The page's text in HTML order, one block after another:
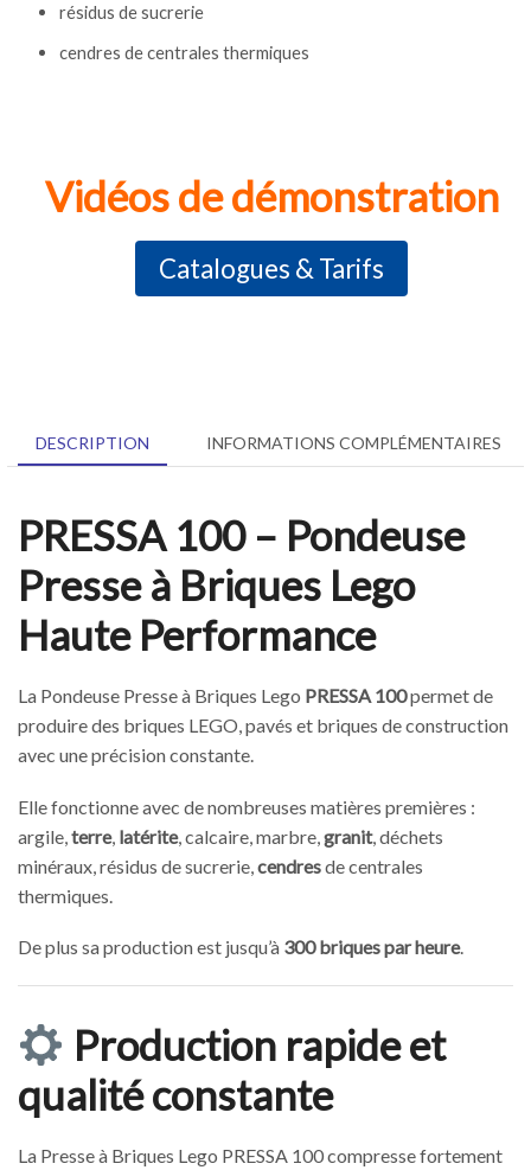
résidus de sucrerie
cendres de centrales thermiques
Vidéos de démonstration
Catalogues & Tarifs
DESCRIPTION INFORMATIONS COMPLÉMENTAIRES
PRESSA 100 – Pondeuse
Presse à Briques Lego
Haute Performance
La Pondeuse Presse à Briques Lego PRESSA 100permet de
produire des briques LEGO, pavés et briques de construction
avec une précision constante.
Elle fonctionne avec de nombreuses matières premières :
argile, terre, latérite, calcaire, marbre, granit, déchets
minéraux, résidus de sucrerie, cendresde centrales
thermiques.
De plus sa production est jusqu’à 300 briques par heure.
Production rapide et
qualité constante
La Presse à Briques Lego PRESSA 100 compresse fortement